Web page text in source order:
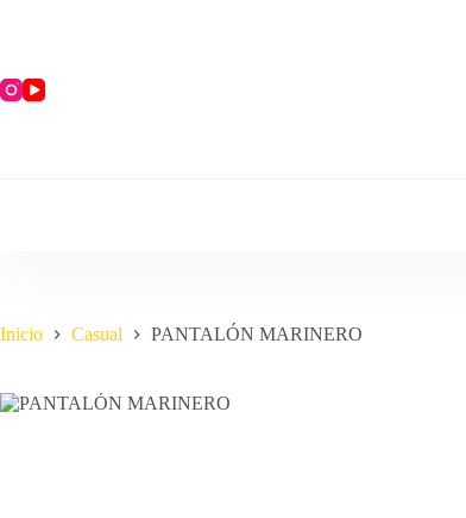
Inicio Casual PANTALÓN MARINERO